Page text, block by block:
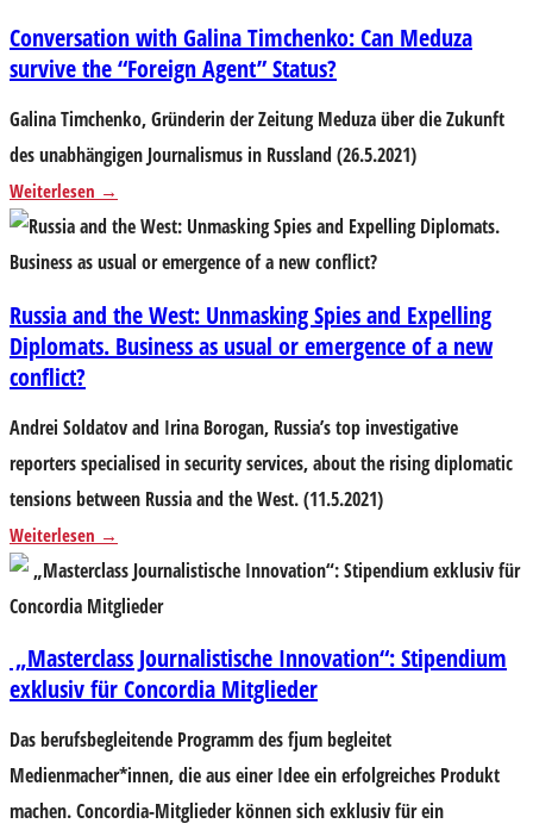
Conversation with Galina Timchenko: Can Meduza
survive the “Foreign Agent” Status?
Galina Timchenko, Gründerin der Zeitung Meduza über die Zukunft
des unabhängigen Journalismus in Russland (26.5.2021)
Weiterlesen
Russia and the West: Unmasking Spies and Expelling
Diplomats. Business as usual or emergence of a new
conflict?
Andrei Soldatov and Irina Borogan, Russia’s top investigative
reporters specialised in security services, about the rising diplomatic
tensions between Russia and the West. (11.5.2021)
Weiterlesen
„Masterclass Journalistische Innovation“: Stipendium
exklusiv für Concordia Mitglieder
Das berufsbegleitende Programm des fjum begleitet
Medienmacher*innen, die aus einer Idee ein erfolgreiches Produkt
machen. Concordia-Mitglieder können sich exklusiv für ein